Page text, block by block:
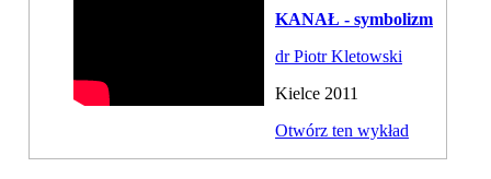
KANAŁ - symbolizm
dr Piotr Kletowski
Kielce 2011
Otwórz ten wykład